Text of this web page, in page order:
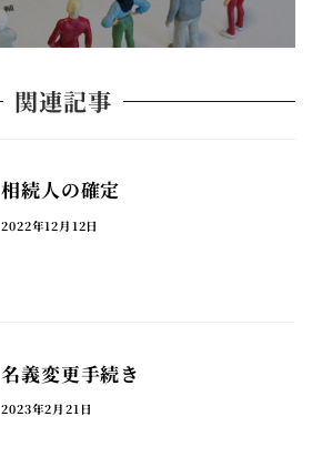
関連記事
相続人の確定
2022年12月12日
名義変更手続き
2023年2月21日